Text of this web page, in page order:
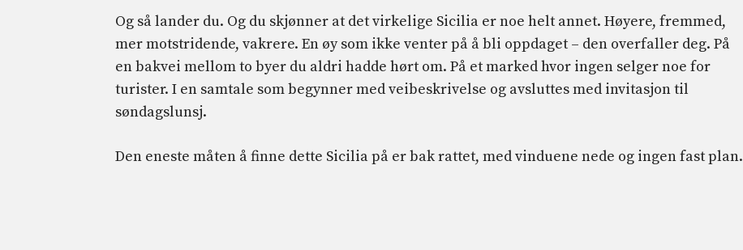
Og så lander du. Og du skjønner at det virkelige Sicilia er noe helt annet. Høyere, fremmed,
mer motstridende, vakrere. En øy som ikke venter på å bli oppdaget – den overfaller deg. På
en bakvei mellom to byer du aldri hadde hørt om. På et marked hvor ingen selger noe for
turister. I en samtale som begynner med veibeskrivelse og avsluttes med invitasjon til
søndagslunsj.
Den eneste måten å finne dette Sicilia på er bak rattet, med vinduene nede og ingen fast plan.